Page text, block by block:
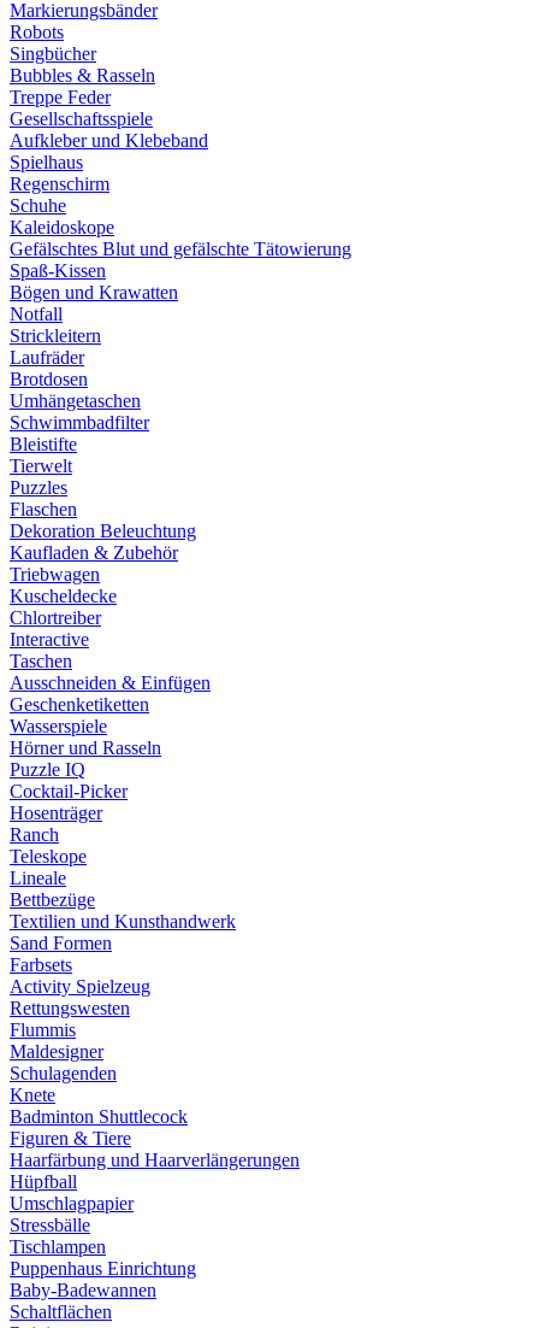
Markierungsbänder
Robots
Singbücher
Bubbles & Rasseln
Treppe Feder
Gesellschaftsspiele
Aufkleber und Klebeband
Spielhaus
Regenschirm
Schuhe
Kaleidoskope
Gefälschtes Blut und gefälschte Tätowierung
Spaß-Kissen
Bögen und Krawatten
Notfall
Strickleitern
Laufräder
Brotdosen
Umhängetaschen
Schwimmbadfilter
Bleistifte
Tierwelt
Puzzles
Flaschen
Dekoration Beleuchtung
Kaufladen & Zubehör
Triebwagen
Kuscheldecke
Chlortreiber
Interactive
Taschen
Ausschneiden & Einfügen
Geschenketiketten
Wasserspiele
Hörner und Rasseln
Puzzle IQ
Cocktail-Picker
Hosenträger
Ranch
Teleskope
Lineale
Bettbezüge
Textilien und Kunsthandwerk
Sand Formen
Farbsets
Activity Spielzeug
Rettungswesten
Flummis
Maldesigner
Schulagenden
Knete
Badminton Shuttlecock
Figuren & Tiere
Haarfärbung und Haarverlängerungen
Hüpfball
Umschlagpapier
Stressbälle
Tischlampen
Puppenhaus Einrichtung
Baby-Badewannen
Schaltflächen